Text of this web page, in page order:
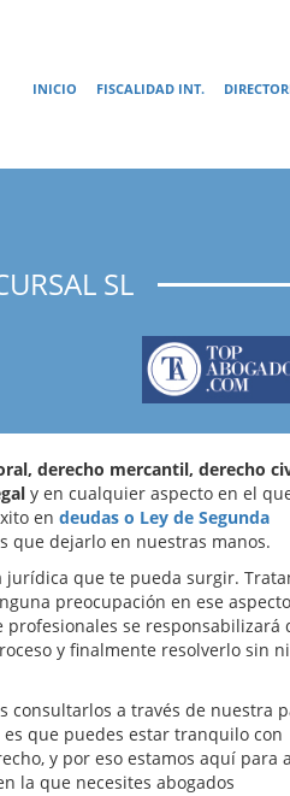
INICIO FISCALIDAD INT.
SL
derecho mercantil, derecho
y en cualquier aspecto en el
en deudas o Ley de Segunda
que dejarlo en nuestras manos.
que te pueda surgir.
preocupación en ese
se responsabilizará
y finalmente resolverlo sin
consultarlos a través de nuestra
que puedes estar tranquilo con
y por eso estamos aquí para
la que necesites abogados